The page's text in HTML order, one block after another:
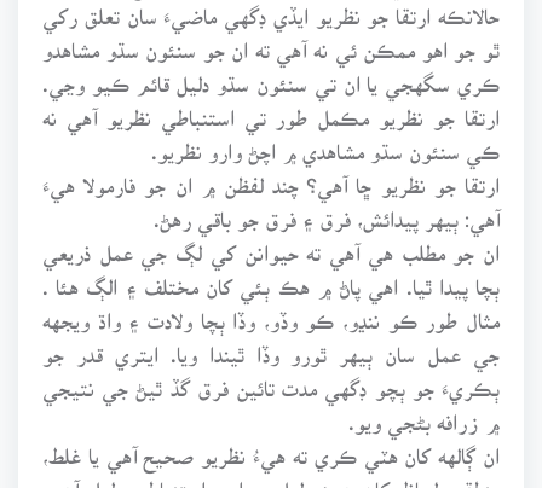
حالانڪه ارتقا جو نظريو ايڏي ڊگهي ماضيءَ سان تعلق رکي
ٿو جو اهو ممڪن ئي نه آهي ته ان جو سنئون سڌو مشاهدو
ڪري سگهجي يا ان تي سنئون سڌو دليل قائم ڪيو وڃي.
ارتقا جو نظريو مڪمل طور تي استنباطي نظريو آهي نه
ڪي سنئون سڌو مشاهدي ۾ اچڻ وارو نظريو.
ارتقا جو نظريو ڇا آهي؟ چند لفظن ۾ ان جو فارمولا هيءَ
آهي: ٻيهر پيدائش، فرق ۽ فرق جو باقي رهڻ.
ان جو مطلب هي آهي ته حيوانن کي لڳ جي عمل ذريعي
ٻچا پيدا ٿيا. اهي پاڻ ۾ هڪ ٻئي کان مختلف ۽ الڳ هئا .
مثال طور ڪو ننڍو، ڪو وڏو، وڏا ٻچا ولادت ۽ واڌ ويجهه
جي عمل سان ٻيهر ٿورو وڏا ٿيندا ويا. ايتري قدر جو
ٻڪريءَ جو ٻچو ڊگهي مدت تائين فرق گڏ ٿيڻ جي نتيجي
۾ زرافه بڻجي ويو.
ان ڳالهه کان هٽي ڪري ته هيءُ نظريو صحيح آهي يا غلط،
منطقي لحاظ کان هيءَ دليل سراسر استنباطي دليل آهي.